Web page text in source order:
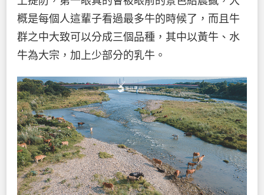
概是每個人這輩子看過最多牛的時候了，而且牛
群之中大致可以分成三個品種，其中以黃牛、水
牛為大宗，加上少部分的乳牛。